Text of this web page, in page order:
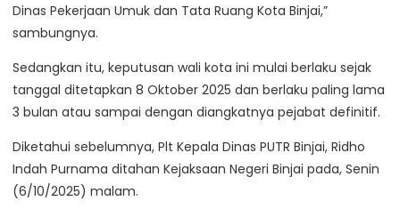
Dinas Pekerjaan Umuk dan Tata Ruang Kota Binjai,”
sambungnya.
Sedangkan itu, keputusan wali kota ini mulai berlaku sejak
tanggal ditetapkan 8 Oktober 2025 dan berlaku paling lama
3 bulan atau sampai dengan diangkatnya pejabat definitif.
Diketahui sebelumnya, Plt Kepala Dinas PUTR Binjai, Ridho
Indah Purnama ditahan Kejaksaan Negeri Binjai pada, Senin
(6/10/2025) malam.